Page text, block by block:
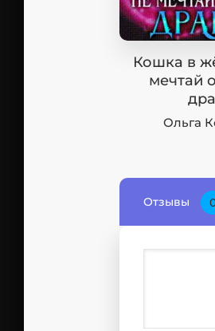
Кошка в
мечтай
Ольга
Отзывы